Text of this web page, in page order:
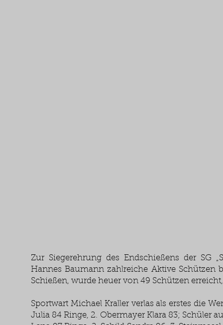
Zur Siegerehrung des Endschießens der SG
Hannes Baumann zahlreiche Aktive Schützen
Schießen, wurde heuer von 49 Schützen
Sportwart Michael Kraller verlas als erstes die
Julia 84 Ringe, 2. Obermayer Klara 83; Schüler